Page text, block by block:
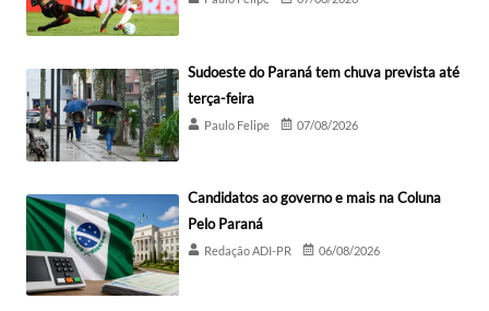
Sudoeste do Paraná tem chuva prevista até
terça-feira
Paulo Felipe 07/08/2026
Candidatos ao governo e mais na Coluna
Pelo Paraná
Redação ADI-PR 06/08/2026